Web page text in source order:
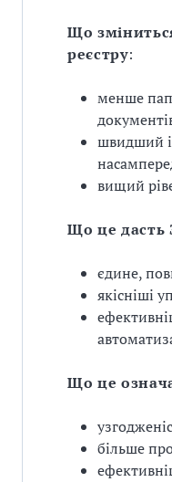
Що
реєстру:
менше
швидший і
вищий
Що це дасть
єдине,
якісніші
Що це
більше